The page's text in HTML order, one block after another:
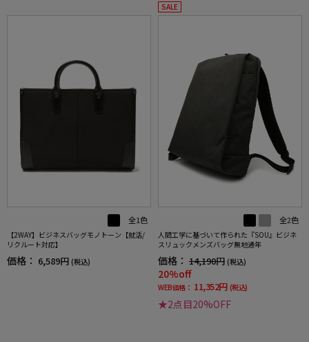
全1色
【2WAY】ビジネスバッグモノトーン【就活/
リクルート対応】
価格： 6,589円 (税込)
SALE
全2色
人間工学に基づいて作られた『SOU』ビジネ
スリュックメンズバッグ無地通年
価格： 14,190円 (税込)
20%off
WEB価格： 11,352円 (税込)
★2点目20%OFF